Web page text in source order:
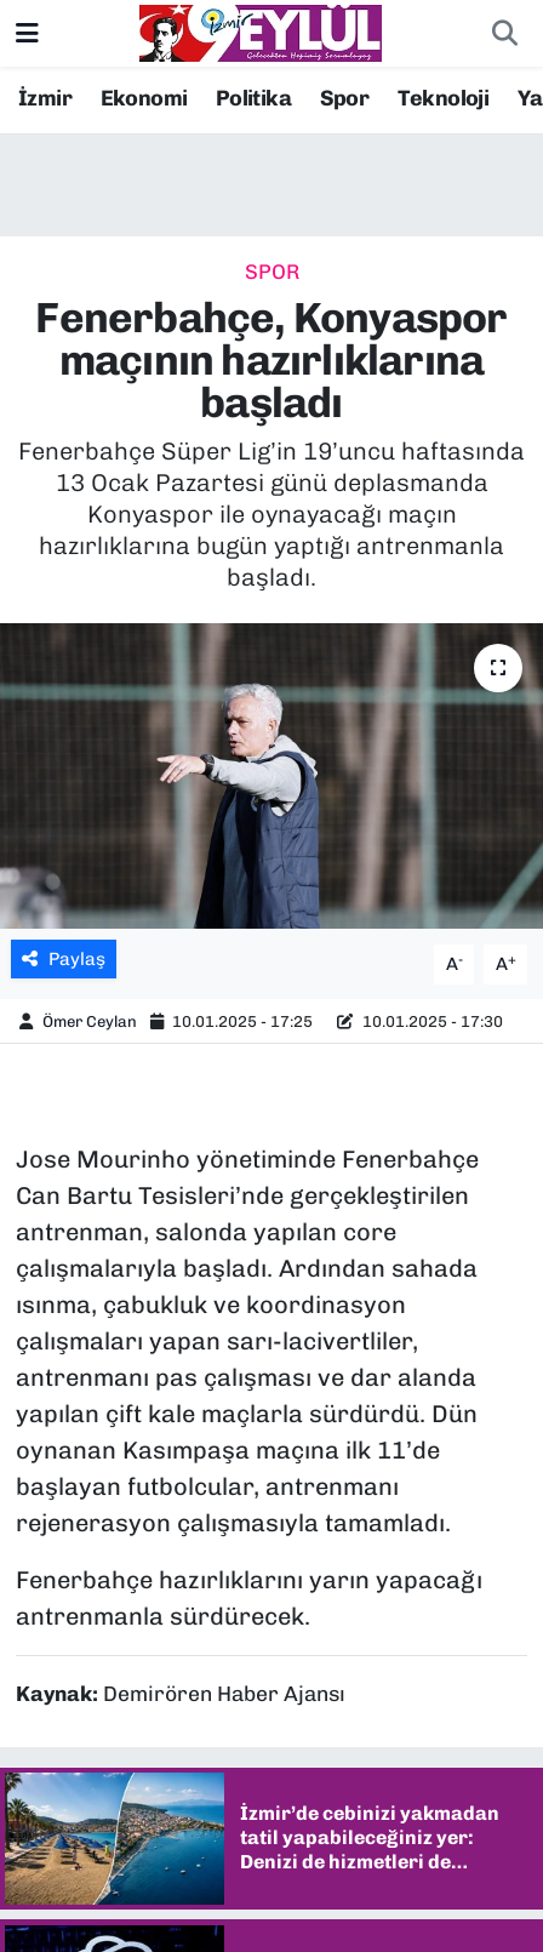
İzmir Ekonomi Politika Spor Teknoloji
SPOR
Fenerbahçe, Konyaspor
maçının hazırlıklarına
başladı
Fenerbahçe Süper Lig’in 19’uncu haftasında
13 Ocak Pazartesi günü deplasmanda
Konyaspor ile oynayacağı maçın
hazırlıklarına bugün yaptığı antrenmanla
başladı.
Paylaş A- A+
Ömer Ceylan 10.01.2025 - 17:25 10.01.2025 - 17:30
Jose Mourinho yönetiminde Fenerbahçe
Can Bartu Tesisleri’nde gerçekleştirilen
antrenman, salonda yapılan core
çalışmalarıyla başladı. Ardından sahada
ısınma, çabukluk ve koordinasyon
çalışmaları yapan sarı-lacivertliler,
antrenmanı pas çalışması ve dar alanda
yapılan çift kale maçlarla sürdürdü. Dün
oynanan Kasımpaşa maçına ilk 11’de
başlayan futbolcular, antrenmanı
rejenerasyon çalışmasıyla tamamladı.
Fenerbahçe hazırlıklarını yarın yapacağı
antrenmanla sürdürecek.
Kaynak: Demirören Haber Ajansı
İzmir’de cebinizi yakmadan
tatil yapabileceğiniz yer:
Denizi de hizmetleri de
Resmi İlanlar
EKONOMİ
KÜLTÜR SANAT
MAGAZİN
POLİTİKA
TEKNOLOJİ
YEREL YÖNETİMLER
Konak Nöbetçi Eczaneler
Süper Lig Puan Durumu ve Fikstür
Tüm Manşetler
Son Dakika Haberleri
Haber Arşivi